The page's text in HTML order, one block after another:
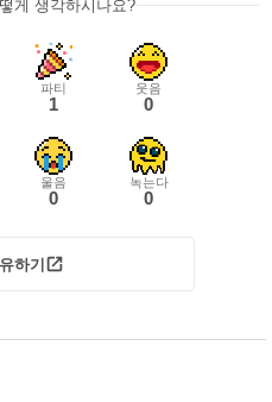
게 생각하시나요?
파티
1
웃음
0
울음
0
녹는다
0
하기